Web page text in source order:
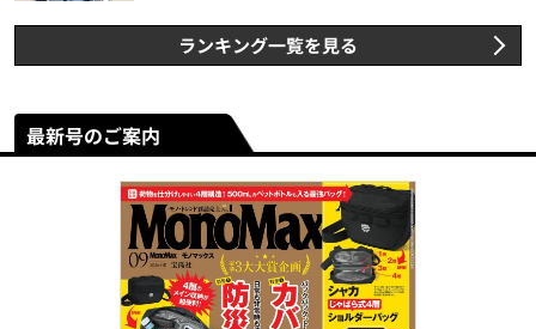
ランキング一覧を見る
最新号のご案内